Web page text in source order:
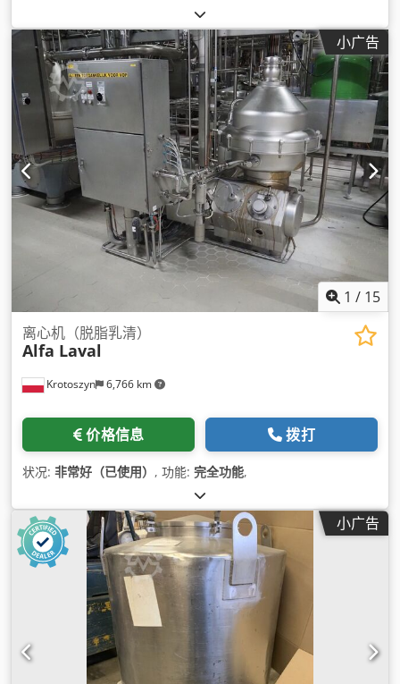
小广告
1 / 15
Krotoszyn 6,766 km
离心机（脱脂乳清）
Alfa Laval
价格信息 拨打
状况: 非常好（已使用） , 功能: 完全功能,
小广告